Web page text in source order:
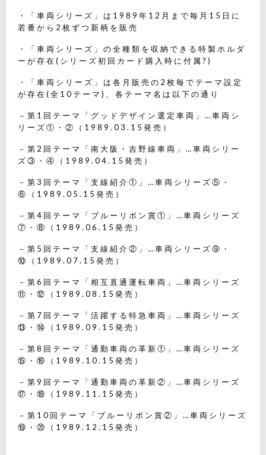
・「車両シリーズ」は1989年12月まで毎月15日に
若番から2枚ずつ新柄を販売
・「車両シリーズ」の全種類を収納できる特製ホルダ
ーが存在(シリーズ初回カード購入時に付属?)
・「車両シリーズ」は各月販売の2枚毎でテーマ設定
が存在(全10テーマ)、各テーマ名は以下の通り
－第1回テーマ「グッドデザイン選定車両」…車両シ
リーズ①・②（1989.03.15発売）
－第2回テーマ「南大阪・吉野線車両」…車両シリー
ズ③・④（1989.04.15発売）
－第3回テーマ「支線紹介①」…車両シリーズ⑤・
⑥（1989.05.15発売）
－第4回テーマ「ブルーリボン賞①」…車両シリーズ
⑦・⑧（1989.06.15発売）
－第5回テーマ「支線紹介②」…車両シリーズ⑨・
⑩（1989.07.15発売）
－第6回テーマ「相互直通運転車両」…車両シリーズ
⑪・⑫（1989.08.15発売）
－第7回テーマ「活躍する特急車両」…車両シリーズ
⑬・⑭（1989.09.15発売）
－第8回テーマ「通勤車両の革新①」…車両シリーズ
⑮・⑯（1989.10.15発売）
－第9回テーマ「通勤車両の革新②」…車両シリーズ
⑰・⑱（1989.11.15発売）
－第10回テーマ「ブルーリボン賞②」…車両シリーズ
⑲・⑳（1989.12.15発売）